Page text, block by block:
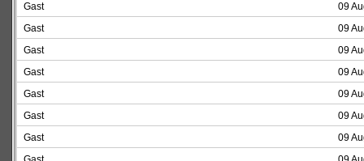
Gast
09
Gast
09
Gast
09
Gast
09
Gast
09
Gast
09
Gast
09